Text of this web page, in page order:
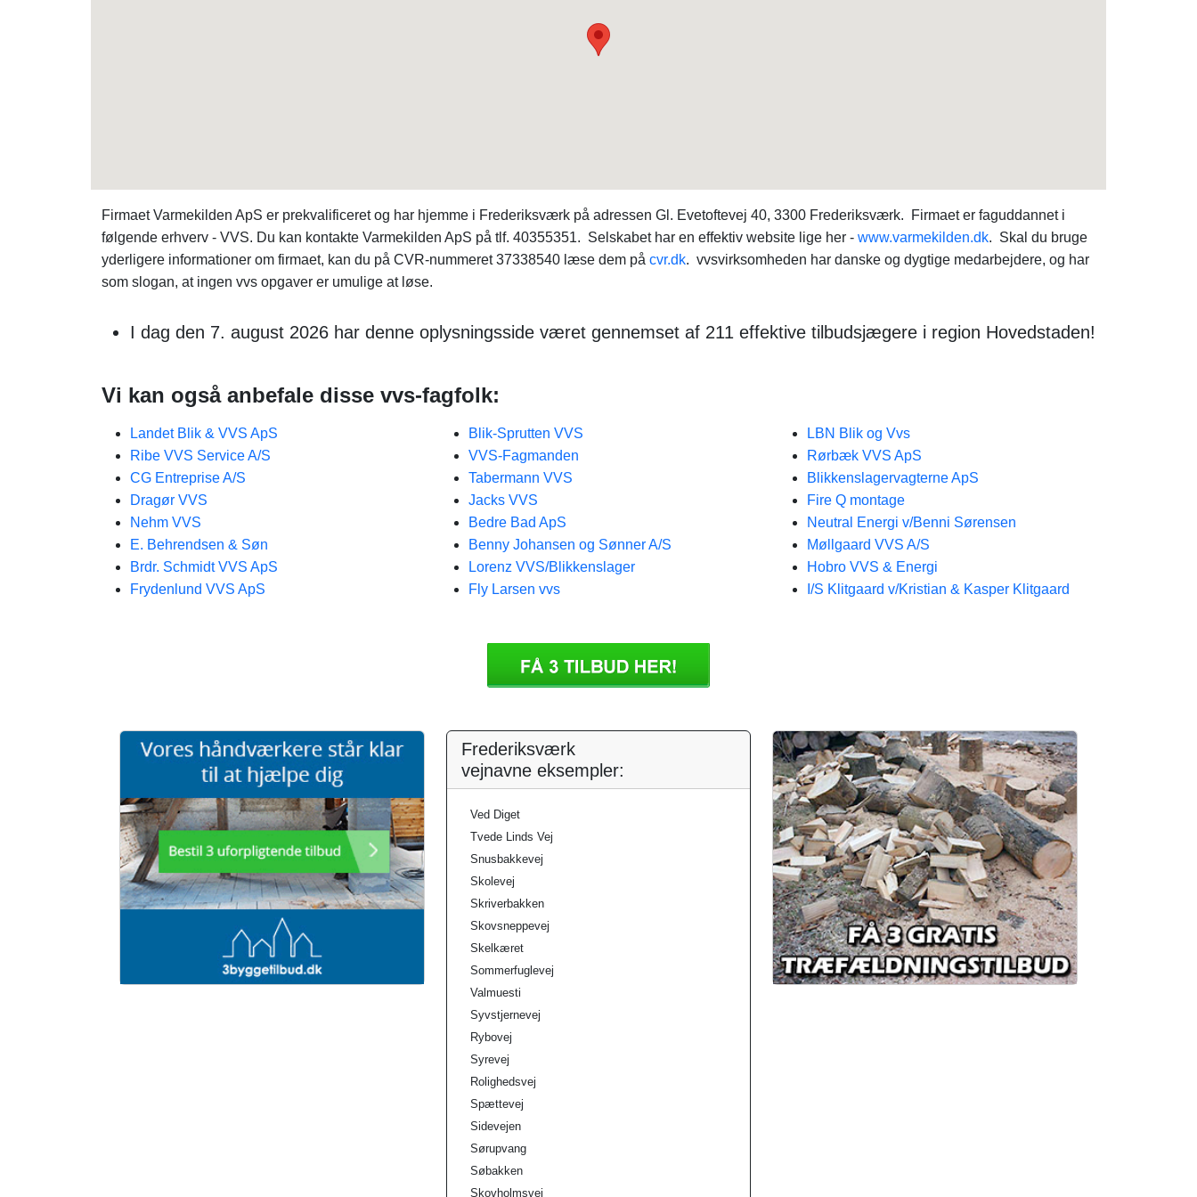
Firmaet Varmekilden ApS er prekvalificeret og har hjemme i Frederiksværk på adressen Gl. Evetoftevej 40, 3300 Frederiksværk. Firmaet er faguddannet i
følgende erhverv - VVS. Du kan kontakte Varmekilden ApS på tlf. 40355351. Selskabet har en effektiv website lige her - www.varmekilden.dk. Skal du bruge
yderligere informationer om firmaet, kan du på CVR-nummeret 37338540 læse dem på cvr.dk. vvsvirksomheden har danske og dygtige medarbejdere, og har
som slogan, at ingen vvs opgaver er umulige at løse.
I dag den 7. august 2026 har denne oplysningsside været gennemset af 211 effektive tilbudsjægere i region Hovedstaden!
Vi kan også anbefale disse vvs-fagfolk:
Landet Blik & VVS ApS
Ribe VVS Service A/S
CG Entreprise A/S
Dragør VVS
Nehm VVS
E. Behrendsen & Søn
Brdr. Schmidt VVS ApS
Frydenlund VVS ApS
Blik-Sprutten VVS
VVS-Fagmanden
Tabermann VVS
Jacks VVS
Bedre Bad ApS
Benny Johansen og Sønner A/S
Lorenz VVS/Blikkenslager
Fly Larsen vvs
LBN Blik og Vvs
Rørbæk VVS ApS
Blikkenslagervagterne ApS
Fire Q montage
Neutral Energi v/Benni Sørensen
Møllgaard VVS A/S
Hobro VVS & Energi
I/S Klitgaard v/Kristian & Kasper Klitgaard
Frederiksværk
vejnavne eksempler:
Ved Diget
Tvede Linds Vej
Snusbakkevej
Skolevej
Skriverbakken
Skovsneppevej
Skelkæret
Sommerfuglevej
Valmuesti
Syvstjernevej
Rybovej
Syrevej
Rolighedsvej
Spættevej
Sidevejen
Sørupvang
Søbakken
Skovholmsvej